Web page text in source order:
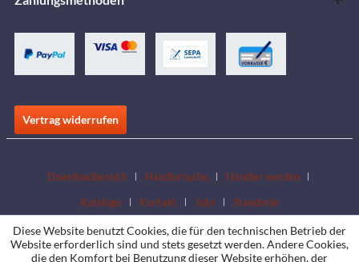
Vertrag widerrufen
Downloadbereich Händlersuche
Händler werden
Kataloge
Kontakt Jobs Standorte
Diese Website benutzt Cookies, die für den technischen Betrieb der
Website erforderlich sind und stets gesetzt werden. Andere Cookies,
die den Komfort bei Benutzung dieser Website erhöhen, der